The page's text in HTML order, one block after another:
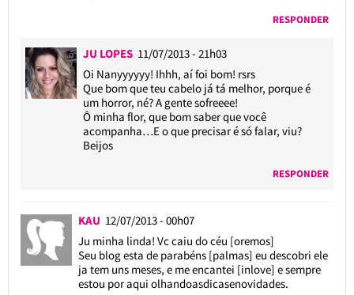
RESPONDER
JU LOPES 11/07/2013 - 21h03
Oi Nanyyyyyy! Ihhh, aí foi bom! rsrs
Que bom que teu cabelo já tá melhor, porque é
um horror, né? A gente sofreeee!
Ô minha flor, que bom saber que você
acompanha…E o que precisar é só falar, viu?
Beijos
RESPONDER
KAU 12/07/2013 - 00h07
Ju minha linda! Vc caiu do céu [oremos]
Seu blog esta de parabéns [palmas] eu descobri ele
ja tem uns meses, e me encantei [inlove] e sempre
estou por aqui olhandoasdicasenovidades.